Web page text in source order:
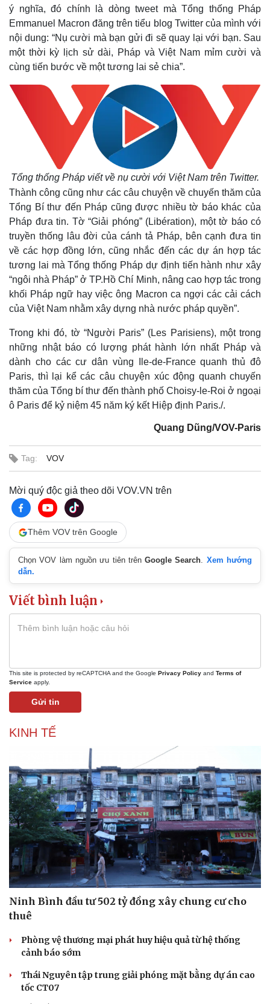
Kinh tế
Bất động sản
Khởi nghiệp
Thị trường
Tiêu dùng
Tỷ giá
ý nghĩa, đó chính là dòng tweet mà Tổng thống Pháp
Emmanuel Macron đăng trên tiểu blog Twitter của mình với
nội dung: “Nụ cười mà bạn gửi đi sẽ quay lại với bạn. Sau
một thời kỳ lịch sử dài, Pháp và Việt Nam mỉm cười và
cùng tiến bước về một tương lai sẻ chia”.
Tổng thống Pháp viết về nụ cười với Việt Nam trên Twitter.
Thành công cũng như các câu chuyện về chuyến thăm của
Tổng Bí thư đến Pháp cũng được nhiều tờ báo khác của
Pháp đưa tin. Tờ “Giải phóng” (Libération), một tờ báo có
truyền thống lâu đời của cánh tả Pháp, bên cạnh đưa tin
về các hợp đồng lớn, cũng nhắc đến các dự án hợp tác
tương lai mà Tổng thống Pháp dự định tiến hành như xây
“ngôi nhà Pháp” ở TP.Hồ Chí Minh, nâng cao hợp tác trong
khối Pháp ngữ hay việc ông Macron ca ngợi các cải cách
của Việt Nam nhằm xây dựng nhà nước pháp quyền”.
Trong khi đó, tờ “Người Paris” (Les Parisiens), một trong
những nhật báo có lượng phát hành lớn nhất Pháp và
dành cho các cư dân vùng Ile-de-France quanh thủ đô
Paris, thì lại kể các câu chuyện xúc động quanh chuyến
thăm của Tổng bí thư đến thành phố Choisy-le-Roi ở ngoại
ô Paris để kỷ niệm 45 năm ký kết Hiệp định Paris./.
Quang Dũng/VOV-Paris
Tag: VOV
Mời quý độc giả theo dõi VOV.VN trên
Thêm VOV trên Google
Chọn VOV làm nguồn ưu tiên trênGoogle Search. Xem hướng
dẫn.
Viết bình luận
This site is protected by reCAPTCHA and the Google Privacy Policy and Terms of
Service apply.
Gửi tin
KINH TẾ
Ninh Bình đầu tư 502 tỷ đồng xây chung cư cho
thuê
Phòng vệ thương mại phát huy hiệu quả từ hệ thống
cảnh báo sớm
Thái Nguyên tập trung giải phóng mặt bằng dự án cao
tốc CT07